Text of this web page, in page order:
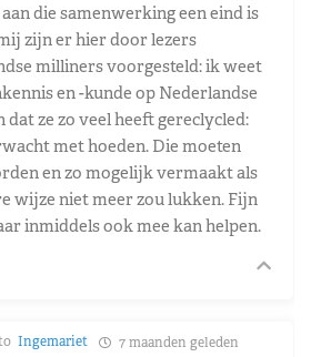
die samenwerking een eind is
zijn er hier door lezers
milliners voorgesteld: ik weet
en -kunde op Nederlandse
dat ze zo veel heeft gereclycled:
met hoeden. Die moeten
en zo mogelijk vermaakt als
wijze niet meer zou lukken. Fijn
inmiddels ook mee kan helpen.
Ingemariet 7 maanden geleden